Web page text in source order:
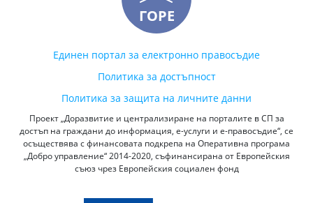
ГОРЕ
Единен портал за електронно правосъдие
Политика за достъпност
Политика за защита на личните данни
Проект „Доразвитие и централизиране на порталите в СП за
достъп на граждани до информация, е-услуги и е-правосъдие“, се
осъществява с финансовата подкрепа на Оперативна програма
„Добро управление“ 2014-2020, съфинансирана от Европейския
съюз чрез Европейския социален фонд